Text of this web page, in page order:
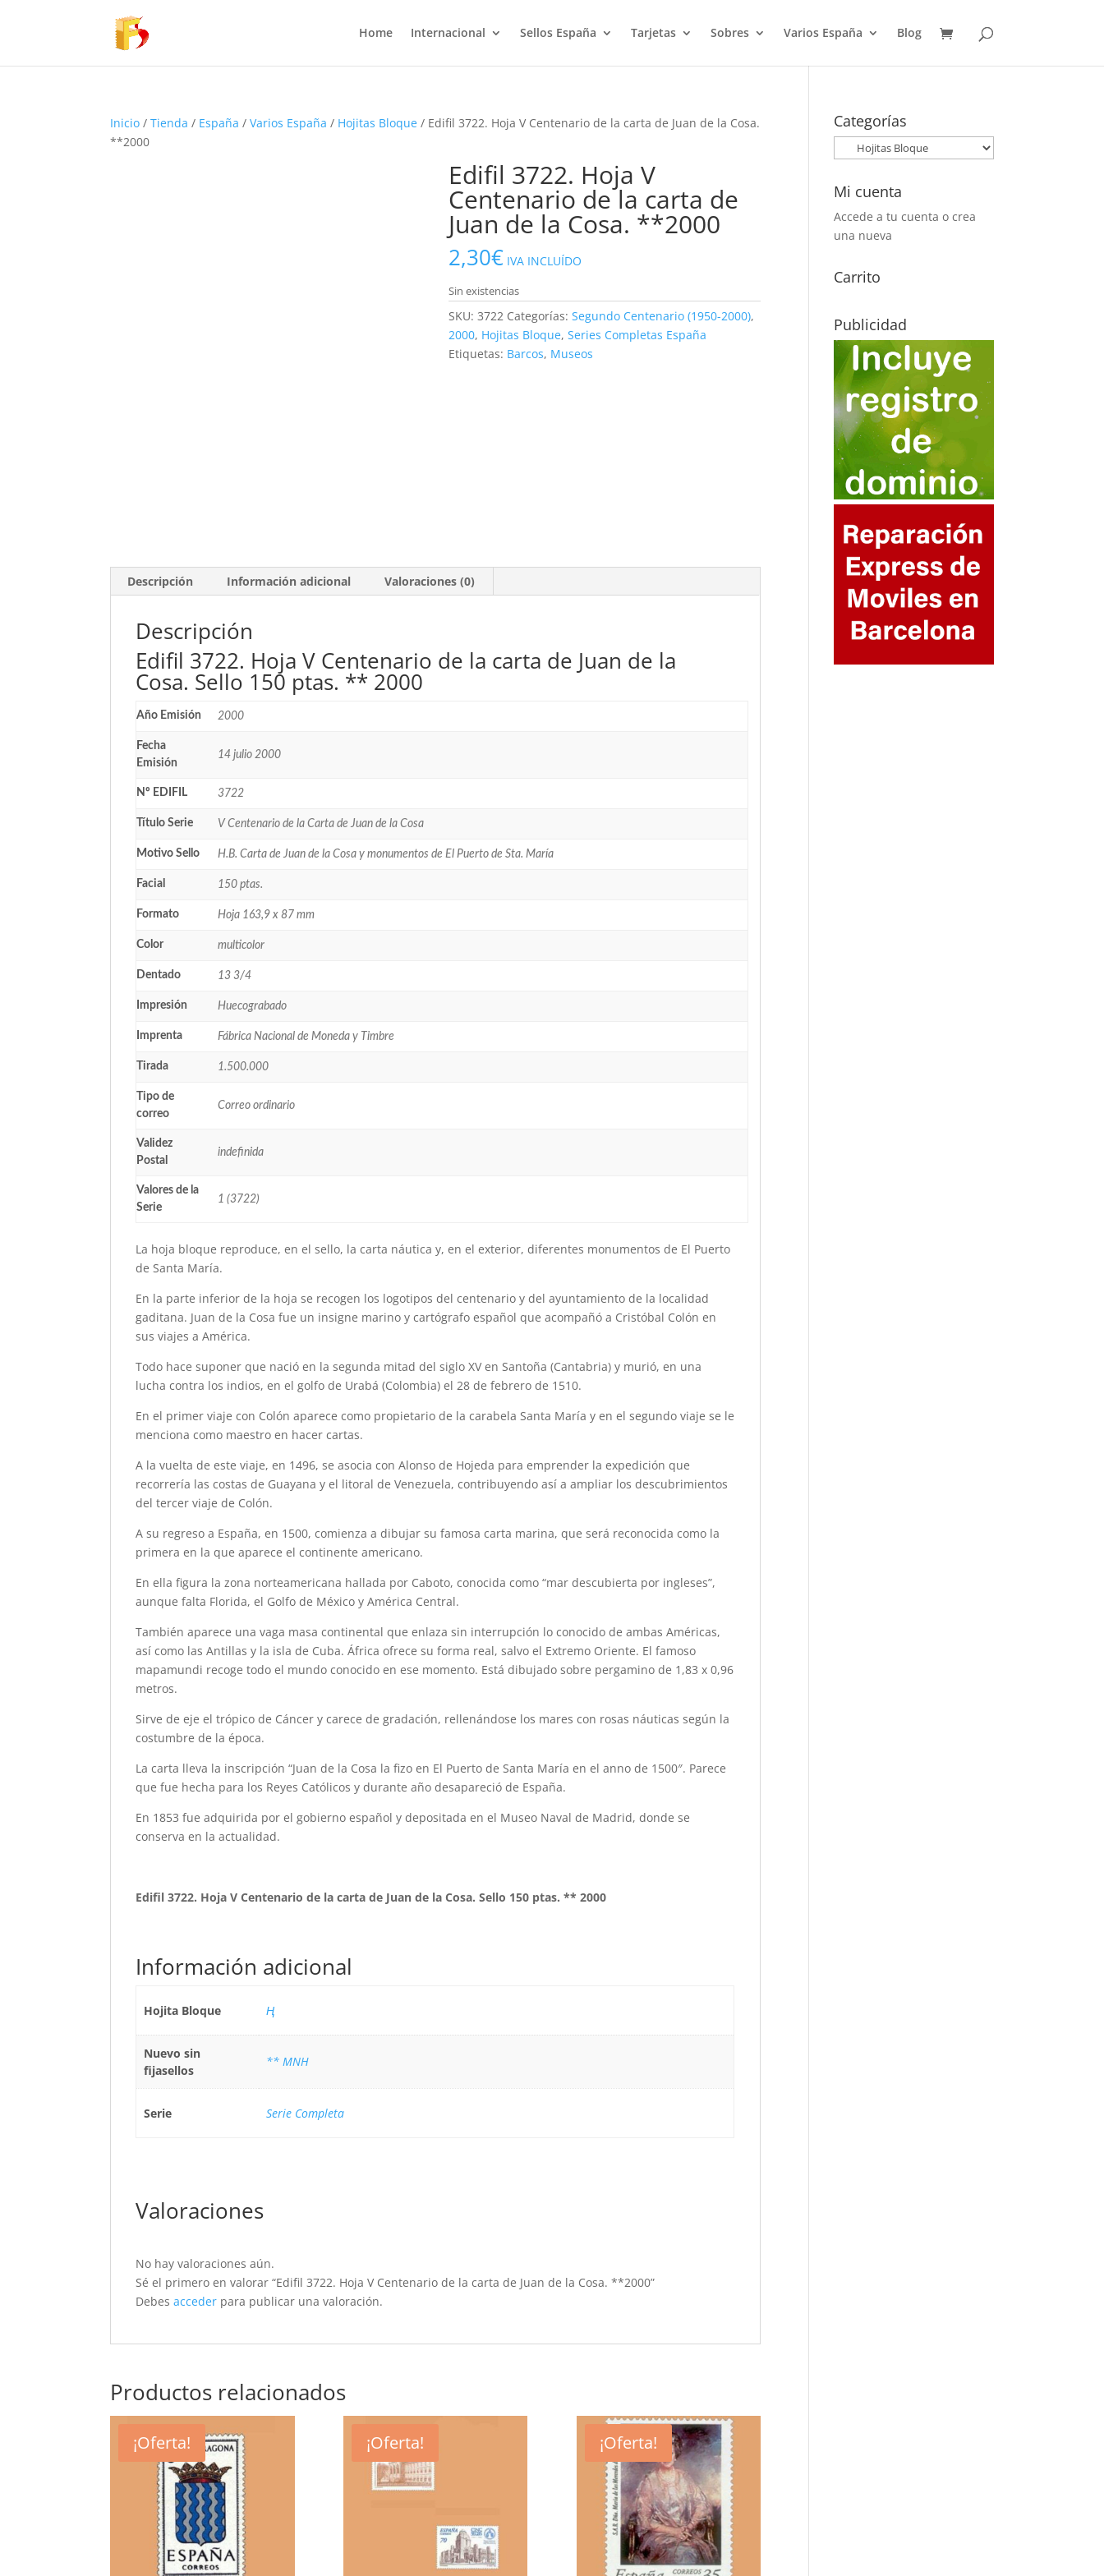
Home Internacional Sellos España Tarjetas Sobres Varios España Blog
Inicio /Tienda / España /Varios España / Hojitas Bloque / Edifil 3722. Hoja V Centenario de la carta de Juan de la Cosa.
**2000
Edifil 3722. Hoja V
Centenario de la carta de
Juan de la Cosa. **2000
2,30€ IVA INCLUÍDO
Sin existencias
SKU:3722 Categorías:Segundo Centenario (1950-2000),
2000, Hojitas Bloque,Series Completas España
Etiquetas: Barcos, Museos
Descripción Información adicional Valoraciones (0)
Descripción
Edifil 3722. Hoja V Centenario de la carta de Juan de la
Cosa. Sello 150 ptas. ** 2000
Año Emisión 2000
Fecha
Emisión
14 julio 2000
Nº EDIFIL 3722
Título Serie V Centenario de la Carta de Juan de la Cosa
Motivo Sello H.B. Carta de Juan de la Cosa y monumentos de El Puerto de Sta. María
Facial 150 ptas.
Formato Hoja 163,9 x 87 mm
Color multicolor
Dentado 13 3/4
Impresión Huecograbado
Imprenta Fábrica Nacional de Moneda y Timbre
Tirada 1.500.000
Tipo de
correo
Correo ordinario
Validez
Postal
indefinida
Valores de la
Serie
1 (3722)
La hoja bloque reproduce, en el sello, la carta náutica y, en el exterior, diferentes monumentos de El Puerto
de Santa María.
En la parte inferior de la hoja se recogen los logotipos del centenario y del ayuntamiento de la localidad
gaditana. Juan de la Cosa fue un insigne marino y cartógrafo español que acompañó a Cristóbal Colón en
sus viajes a América.
Todo hace suponer que nació en la segunda mitad del siglo XV en Santoña (Cantabria) y murió, en una
lucha contra los indios, en el golfo de Urabá (Colombia) el 28 de febrero de 1510.
En el primer viaje con Colón aparece como propietario de la carabela Santa María y en el segundo viaje se le
menciona como maestro en hacer cartas.
A la vuelta de este viaje, en 1496, se asocia con Alonso de Hojeda para emprender la expedición que
recorrería las costas de Guayana y el litoral de Venezuela, contribuyendo así a ampliar los descubrimientos
del tercer viaje de Colón.
A su regreso a España, en 1500, comienza a dibujar su famosa carta marina, que será reconocida como la
primera en la que aparece el continente americano.
En ella figura la zona norteamericana hallada por Caboto, conocida como “mar descubierta por ingleses”,
aunque falta Florida, el Golfo de México y América Central.
También aparece una vaga masa continental que enlaza sin interrupción lo conocido de ambas Américas,
así como las Antillas y la isla de Cuba. África ofrece su forma real, salvo el Extremo Oriente. El famoso
mapamundi recoge todo el mundo conocido en ese momento. Está dibujado sobre pergamino de 1,83 x 0,96
metros.
Sirve de eje el trópico de Cáncer y carece de gradación, rellenándose los mares con rosas náuticas según la
costumbre de la época.
La carta lleva la inscripción “Juan de la Cosa la fizo en El Puerto de Santa María en el anno de 1500″. Parece
que fue hecha para los Reyes Católicos y durante año desapareció de España.
En 1853 fue adquirida por el gobierno español y depositada en el Museo Naval de Madrid, donde se
conserva en la actualidad.
Edifil 3722. Hoja V Centenario de la carta de Juan de la Cosa. Sello 150 ptas. ** 2000
Información adicional
Hojita Bloque Ң
Nuevo sin
fijasellos
** MNH
Serie Serie Completa
Valoraciones
No hay valoraciones aún.
Sé el primero en valorar “Edifil 3722. Hoja V Centenario de la carta de Juan de la Cosa. **2000”
Debesacceder para publicar una valoración.
Productos relacionados
¡Oferta! ¡Oferta! ¡Oferta!
Categorías
Mi cuenta
Accede a tu cuenta o crea
una nueva
Carrito
Publicidad